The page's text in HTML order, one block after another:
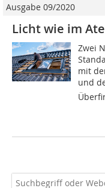
Ausgabe 09/2020
Licht wie im
Zwei
mit
und